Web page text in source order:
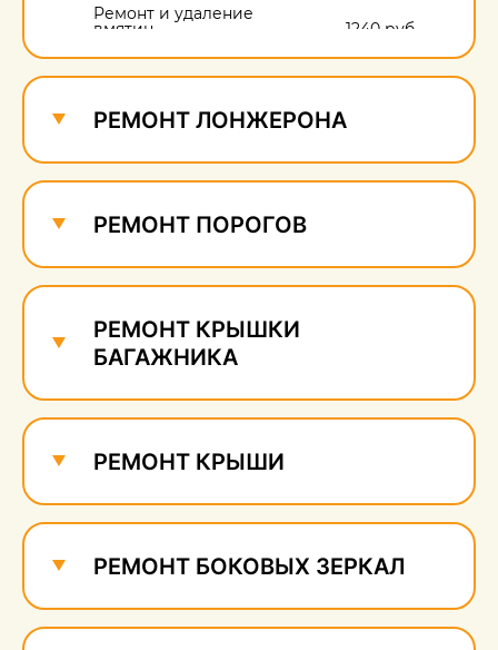
Ремонт и удаление
вмятин 1240 руб.
Ремонт и удаление
РЕМОНТ ЛОНЖЕРОНА
РЕМОНТ ПОРОГОВ
РЕМОНТ КРЫШКИ
БАГАЖНИКА
РЕМОНТ КРЫШИ
РЕМОНТ БОКОВЫХ ЗЕРКАЛ